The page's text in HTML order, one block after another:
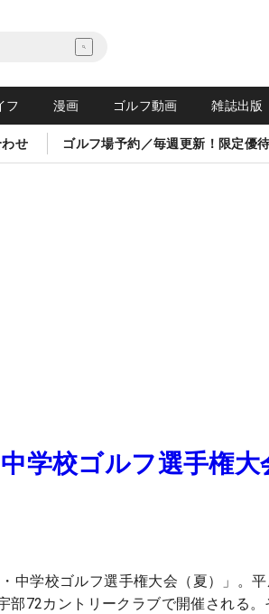
フ 漫画 ゴルフ動画 雑誌出版
せ ゴルフ場予約／毎週更新！限定優
学校ゴルフ選手権
中学校ゴルフ選手権大会（夏）」。
72カントリークラブで開催される